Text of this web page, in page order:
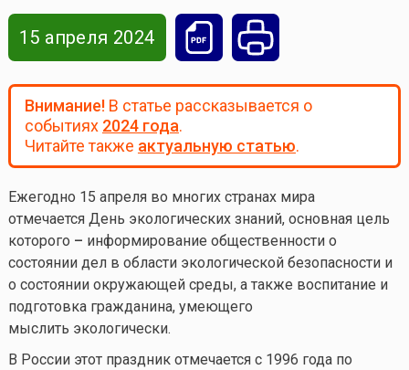
15 апреля 2024
Внимание!В статье рассказывается о
событиях 2024 года.
Читайте также актуальную статью.
Ежегодно 15 апреля во многих странах мира
отмечается День экологических знаний, основная цель
которого – информирование общественности о
состоянии дел в области экологической безопасности и
о состоянии окружающей среды, а также воспитание и
подготовка гражданина, умеющего
мыслить экологически.
В России этот праздник отмечается с 1996 года по